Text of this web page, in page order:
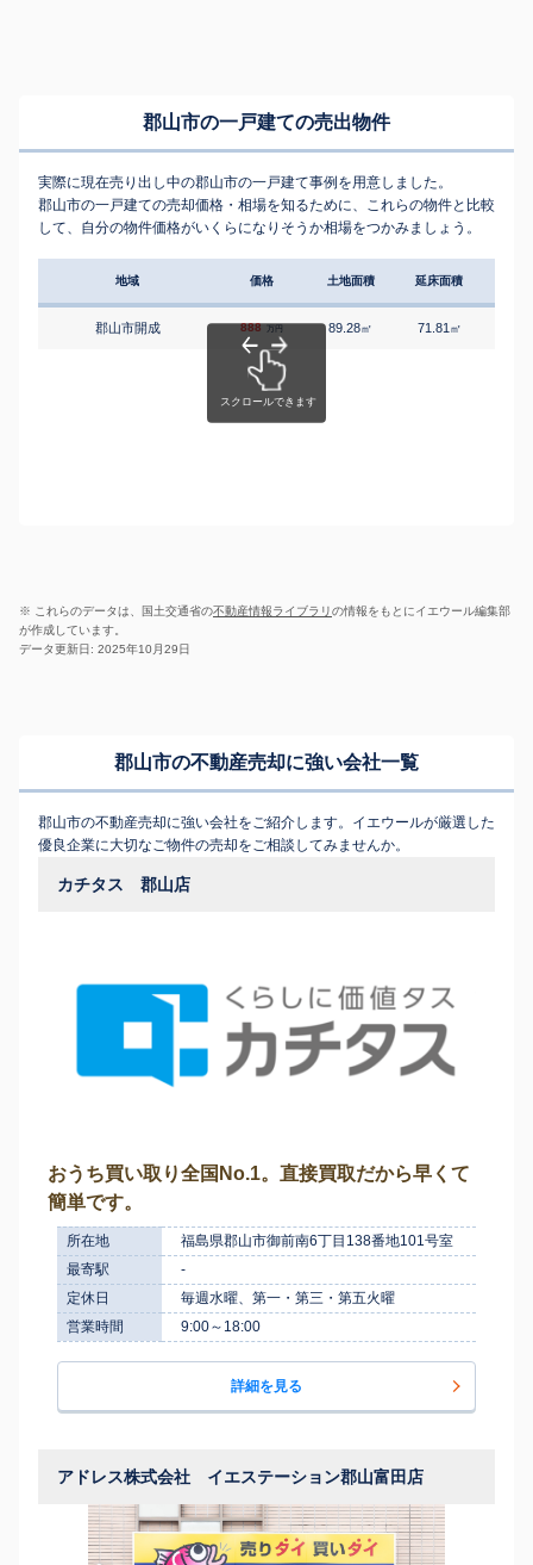
郡山市の一戸建ての売出物件
実際に現在売り出し中の郡山市の一戸建て事例を用意しました。
郡山市の一戸建ての売却価格・相場を知るために、これらの物件と比較
して、自分の物件価格がいくらになりそうか相場をつかみましょう。
地域 価格 土地面積 延床面積
郡山市開成 888 万円 89.28㎡ 71.81 ㎡
※ これらのデータは、国土交通省の不動産情報ライブラリの情報をもとにイエウール編集部
が作成しています。
データ更新日: 2025年10月29日
郡山市の不動産売却に強い会社一覧
郡山市の不動産売却に強い会社をご紹介します。イエウールが厳選した
優良企業に大切なご物件の売却をご相談してみませんか。
カチタス 郡山店
おうち買い取り全国No.1。直接買取だから早くて
簡単です。
所在地
福島県郡山市御前南6丁目138番地101号室
最寄駅
-
定休日
毎週水曜、第一・第三・第五火曜
営業時間
9:00～18:00
詳細を見る
アドレス株式会社 イエステーション郡山富田店